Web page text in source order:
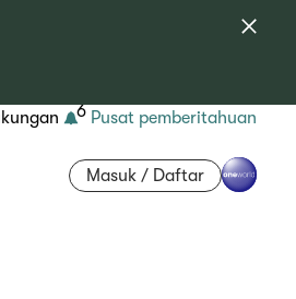
6 Pusat pemberitahuan
Masuk / Daftar